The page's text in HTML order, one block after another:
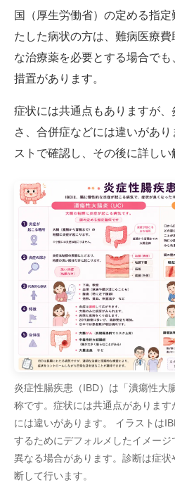
国（厚生労働省）の定める指
たした病状の方は、難病医療
な治療薬を必要とする場合で
措置があります。
症状には共通点もありますが
さ、合併症などには違いがあ
ストで確認し、その後に詳しい
炎症性腸疾患（IBD）は「潰瘍性大
称です。症状には共通点がありま
には違いがあります。 イラストは
するためにデフォルメしたイメー
異なる場合があります。診断は症
断して行います。